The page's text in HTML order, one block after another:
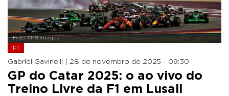
Foto: XPB Images
F1
Gabriel Gavinelli | 28 de novembro de 2025 - 09:30
GP do Catar 2025: o ao vivo do
Treino Livre da F1 em Lusail